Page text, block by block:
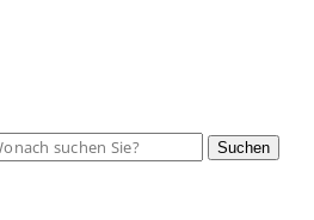
Suchen